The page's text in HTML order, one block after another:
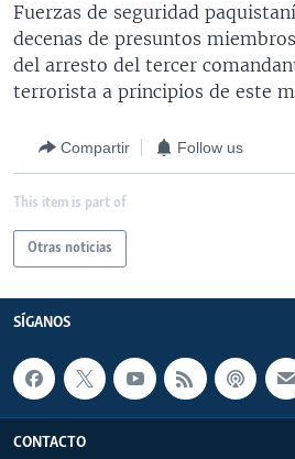
BRASIL
ENTRETENIMIENTO Y CULTURA
TECNOLOGÍA
DEPORTES
CIENCIA Y SALUD
VIDEOS
FOTOGRAFÍA
AUDIOS
PROGRAMAS TV
EL MUNDO AL DÍA
FORO INTERAMERICANO
VISIÓN 360
RADIO
AVANCE INFORMATIVO
AUDIONOTICIAS
EL MUNDO AL DÍA [RADIO]
FORO [RADIO]
NOTA ECONÓMICA
ENTRETENIMIENTO
DIRECT
DOCUMENTALES DE LA VOA
Learning English
Idiomas
Fuerzas de seguridad
decenas de presuntos
del arresto del tercer
terrorista a principios de este
Compartir Follow us
This item is part of
Otras noticias
SÍGANOS
CONTACTO